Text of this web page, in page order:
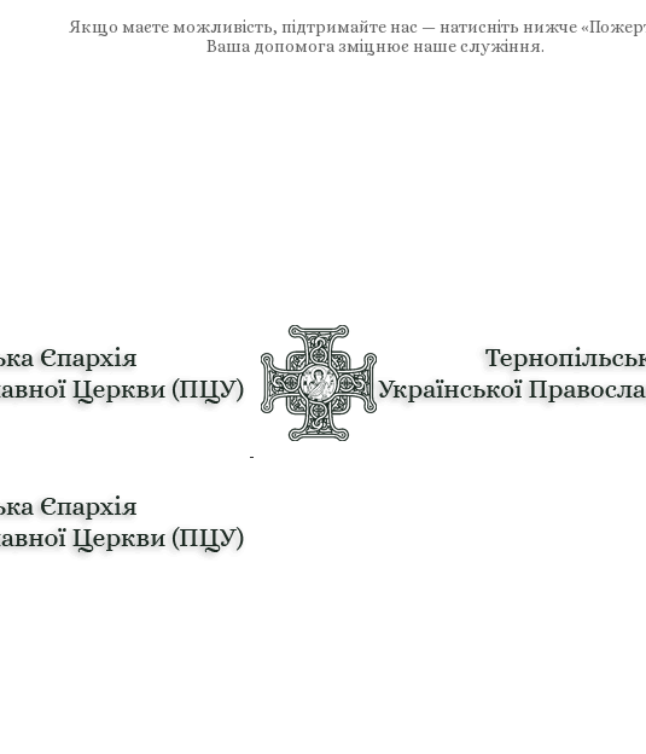
Якщо маєте можливість, підтримайте нас — натисніть нижче
Ваша допомога зміцнює наше служіння.